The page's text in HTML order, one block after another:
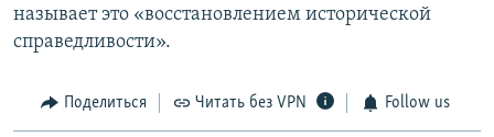
называет это «восстановлением исторической
справедливости».
Поделиться Читать без VPN Follow us